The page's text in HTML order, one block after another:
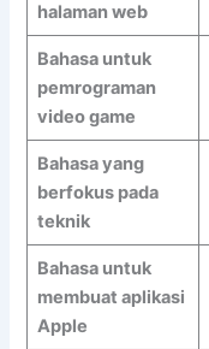
halaman web
Bahasa untuk
pemrograman
video game
Bahasa yang
berfokus pada
teknik
Bahasa untuk
membuat aplikasi
Apple